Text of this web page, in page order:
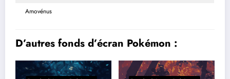
Amovénus
D’autres fonds d’écran Pokémon :